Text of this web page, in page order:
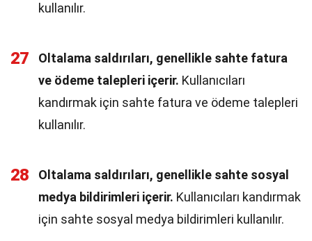
kullanılır.
27
Oltalama saldırıları, genellikle sahte fatura
ve ödeme talepleri içerir. Kullanıcıları
kandırmak için sahte fatura ve ödeme talepleri
kullanılır.
28
Oltalama saldırıları, genellikle sahte sosyal
medya bildirimleri içerir. Kullanıcıları kandırmak
için sahte sosyal medya bildirimleri kullanılır.